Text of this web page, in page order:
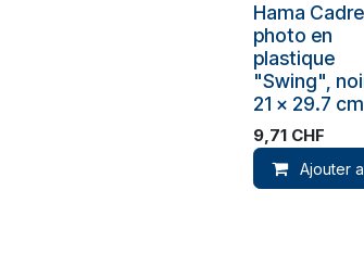
Hama Cadre
photo en
plastique
"Swing",
21 x 29.7 cm
9,71 CHF
Ajouter